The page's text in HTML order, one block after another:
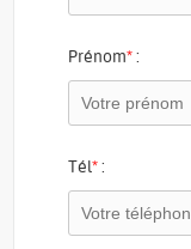
Prénom*:
Tél*: